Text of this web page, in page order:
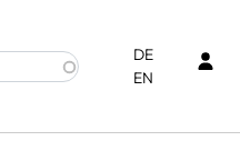
DE
EN